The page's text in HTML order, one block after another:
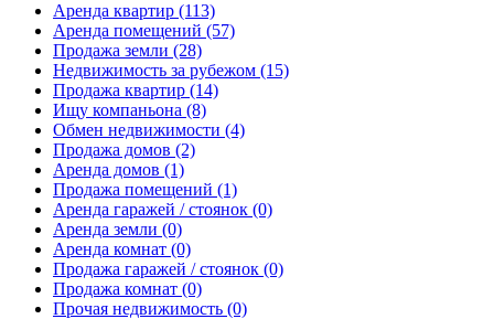
Аренда квартир (113)
Аренда помещений (57)
Продажа земли (28)
Недвижимость за рубежом (15)
Продажа квартир (14)
Ищу компаньона (8)
Обмен недвижимости (4)
Продажа домов (2)
Аренда домов (1)
Продажа помещений (1)
Аренда гаражей / стоянок (0)
Аренда земли (0)
Аренда комнат (0)
Продажа гаражей / стоянок (0)
Продажа комнат (0)
Прочая недвижимость (0)